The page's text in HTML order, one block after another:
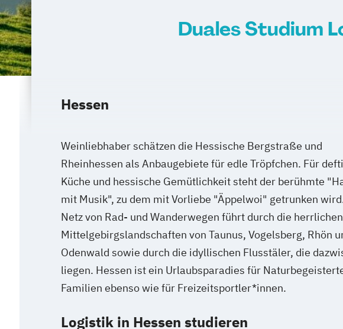
Duales Studium
Hessen
Weinliebhaber schätzen die Hessische Bergstraße und
Rheinhessen als Anbaugebiete für edle Tröpfchen. Für
Küche und hessische Gemütlichkeit steht der berühmte
mit Musik", zu dem mit Vorliebe "Äppelwoi" getrunken
Netz von Rad- und Wanderwegen führt durch die herrlichen
Mittelgebirgslandschaften von Taunus, Vogelsberg, Rhön
Odenwald sowie durch die idyllischen Flusstäler, die
liegen. Hessen ist ein Urlaubsparadies für
Familien ebenso wie für Freizeitsportler*innen.
Logistik in Hessen studieren